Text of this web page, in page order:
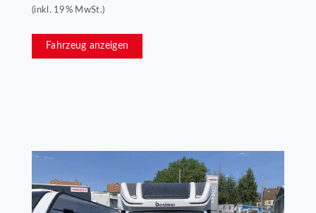
(inkl. 19% MwSt.)
Fahrzeug anzeigen